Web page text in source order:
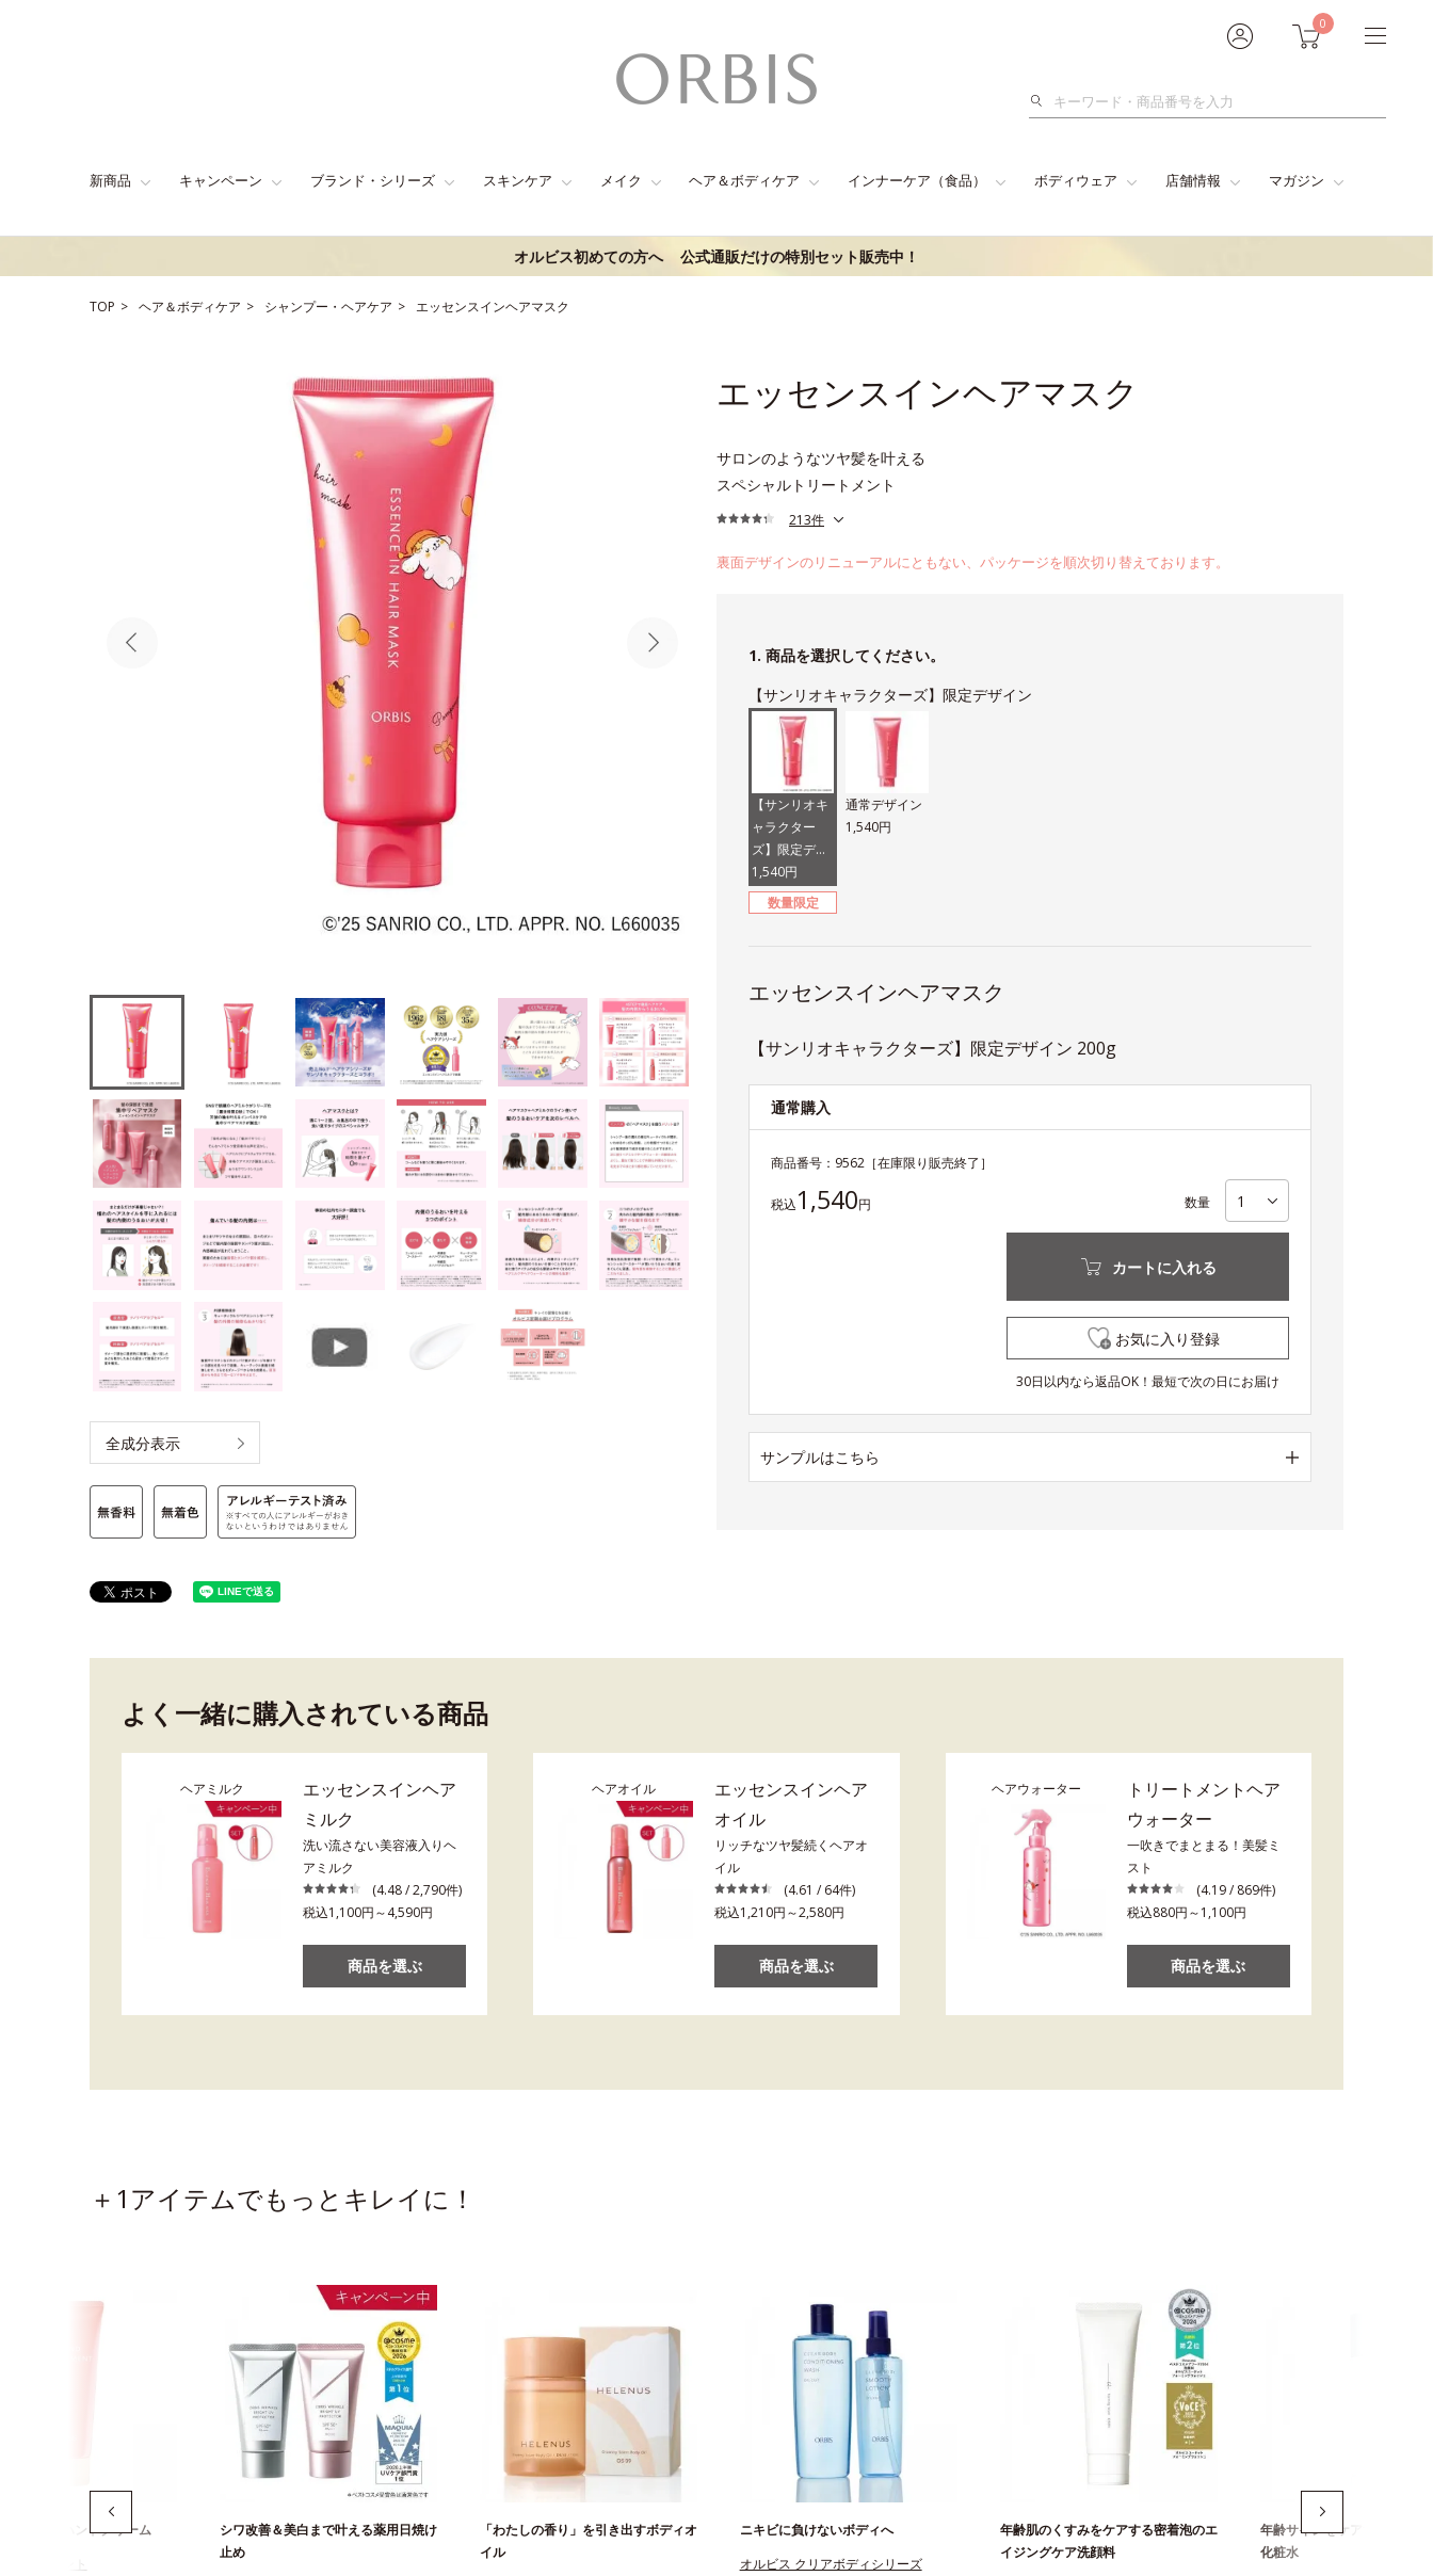
0
検
新商品 キャンペーン ブランド・シリーズ スキンケア メイク ヘア＆ボディケア インナーケア（食品） ボディウェア 店舗情報 マガジン
オルビス初めての方へ 公式通販だけの特別セット販売中！
TOP ヘア＆ボディケア シャンプー・ヘアケア エッセンスインヘアマスク
エッセンスインヘアマスク
サロンのようなツヤ髪を叶える
スペシャルトリートメント
213件
裏面デザインのリニューアルにともない、パッケージを順次切り替えております。
全成分表示
1. 商品を選択してください。
【サンリオキャラクターズ】限定デザイン
【サンリオキ
ャラクター
ズ】限定デザ
イン
1,540円
数量限定
通常デザイン
1,540円
エッセンスインヘアマスク
【サンリオキャラクターズ】限定デザイン 200g
通常購入
商品番号： 9562 ［在庫限り販売終了］
税込1,540円 数量
カートに入れる
お気に入り登録
30日以内なら返品OK！最短で次の日にお届け
サンプルはこちら
よく一緒に購入されている商品
ヘアミルク
エッセンスインヘア
ミルク
洗い流さない美容液入りヘ
アミルク
(4.48 / 2,790件)
税込1,100円～4,590円
商品を選ぶ
ヘアオイル
エッセンスインヘア
オイル
リッチなツヤ髪続くヘアオ
イル
(4.61 / 64件)
税込1,210円～2,580円
商品を選ぶ
ヘアウォーター
トリートメントヘア
ウォーター
一吹きでまとまる！美髪ミ
スト
(4.19 / 869件)
税込880円～1,100円
商品を選ぶ
＋1アイテムでもっとキレイに！
ない保湿ハンドクリーム
シワ改善＆美白まで叶える薬用日焼け
止め
「わたしの香り」を引き出すボディオ
イル
ニキビに負けないボディへ
オルビス クリアボディシリーズ
年齢肌のくすみをケアする密着泡のエ
イジングケア洗顔料
年齢サインをケアする、うる
化粧水